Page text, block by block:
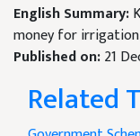
English Summary:
money for
Published on:21
Related